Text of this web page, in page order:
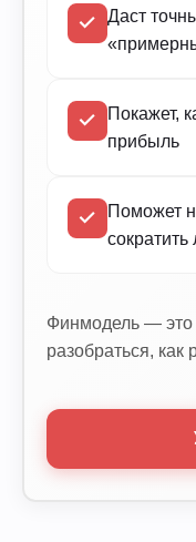
Даст
Покажет,
прибыль
Поможет
Финмодель — это
разобраться, как